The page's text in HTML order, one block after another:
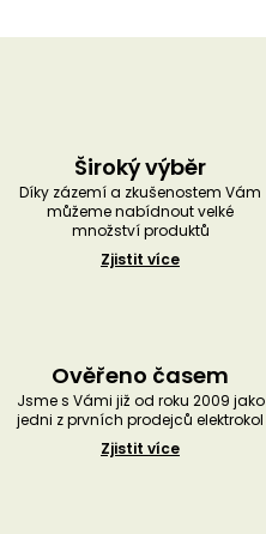
Široký výběr
Díky zázemí a zkušenostem Vám
můžeme nabídnout velké
množství produktů
Zjistit více
Ověřeno časem
Jsme s Vámi již od roku 2009 jako
jedni z prvních prodejců elektrokol
Zjistit více